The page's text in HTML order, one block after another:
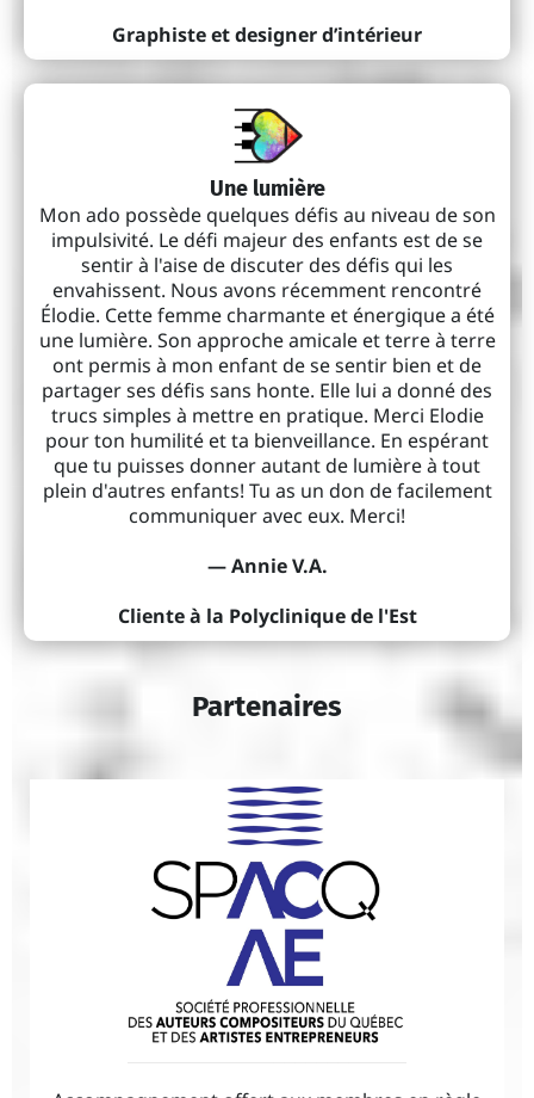
(création de sites webs, visuels, vidéos, photos,
musique, rédaction de textes variés, révision, etc.)
60$ + taxes
300$ + taxes (6e heure
Graphiste et designer d’intérieur
Une lumière
Mon ado possède quelques défis au niveau de son
impulsivité. Le défi majeur des enfants est de se
sentir à l'aise de discuter des défis qui les
envahissent. Nous avons récemment rencontré
Élodie. Cette femme charmante et énergique a été
une lumière. Son approche amicale et terre à terre
ont permis à mon enfant de se sentir bien et de
partager ses défis sans honte. Elle lui a donné des
trucs simples à mettre en pratique. Merci Elodie
pour ton humilité et ta bienveillance. En espérant
que tu puisses donner autant de lumière à tout
plein d'autres enfants! Tu as un don de facilement
communiquer avec eux. Merci!
— Annie V.A.
Cliente à la Polyclinique de l'Est
Partenaires